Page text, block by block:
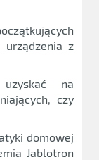
urządzenia z
uzyskać na
czy
domowej
Jablotron